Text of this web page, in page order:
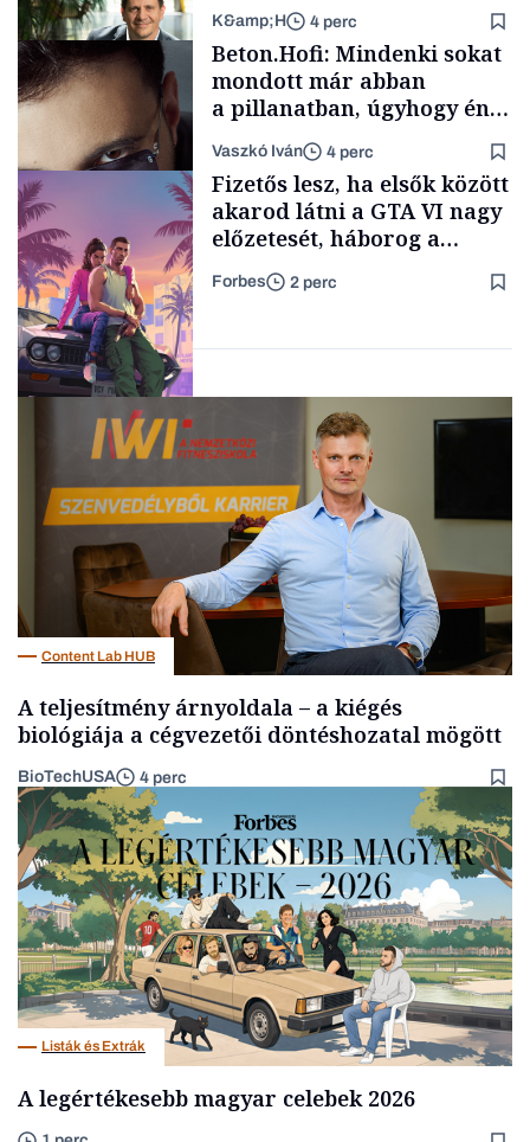
Politika
TÁMOGATÓI
K&amp;H 4 perc
Forbes-sztori
Beton.Hofi: Mindenki sokat
mondott már abban
a pillanatban, úgyhogy én
a legsarkosabb
gondolataimat akartam
kimondani
Vaszkó Iván 4 perc
Fizetős lesz, ha elsők között
akarod látni a GTA VI nagy
előzetesét, háborog a
gamer közösség
Forbes 2 perc
Content Lab HUB
A teljesítmény árnyoldala – a kiégés
biológiája a cégvezetői döntéshozatal mögött
BioTechUSA 4 perc
Listák és Extrák
A legértékesebb magyar celebek 2026